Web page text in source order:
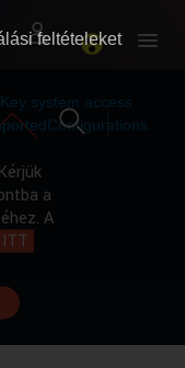
RÓLUNK
RÓLUNK
system access
a
A
ITT
feltételeket